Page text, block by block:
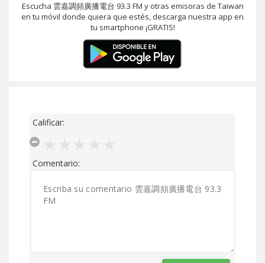
Escucha 雲嘉調頻廣播電台 93.3 FM y otras emisoras de Taiwan
en tu móvil donde quiera que estés, descarga nuestra app en
tu smartphone ¡GRATIS!
Calificar:
Comentario: